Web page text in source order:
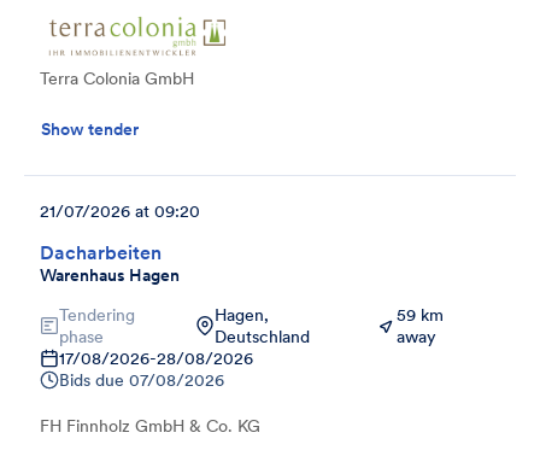
Terra Colonia GmbH
Show tender
Dacharbeiten
Warenhaus Hagen
21/07/2026 at 09:20
Tendering
phase
Hagen,
Deutschland
59 km
away
17/08/2026-28/08/2026
Bids due 07/08/2026
FH Finnholz GmbH & Co. KG